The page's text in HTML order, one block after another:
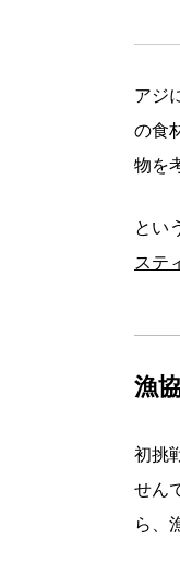
アジ
の食
物を
とい
ステ
漁
初挑
せん
ら、